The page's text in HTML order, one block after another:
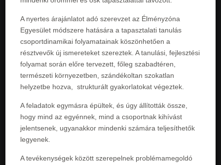
A nyertes árajánlatot adó szerevzet az Élményzóna
Egyesület módszere hatására a tapasztalati tanulás
csoportdinamikai folyamatainak köszönhetően a
résztvevők új ismereteket szereztek. A tanulási, fejlesztési
folyamat során előre tervezett, főleg szabadtéren,
természeti környezetben, szándékoltan szokatlan
helyzetbe hozva, strukturált gyakorlatokat végeztek.
A feladatok egymásra épültek, és úgy állították össze,
hogy mind az egyénnek, mind a csoportnak kihívást
jelentsenek, ugyanakkor mindenki számára teljesíthetők
legyenek.
A tevékenységek között szerepelnek problémamegoldó